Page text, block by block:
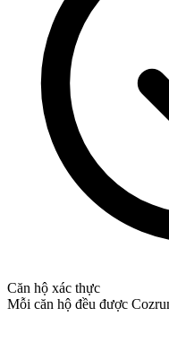
Căn hộ xác thực
Mỗi căn hộ đều được